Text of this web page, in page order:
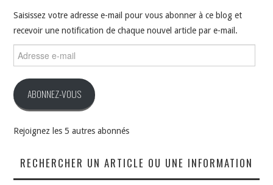
Saisissez votre adresse e-mail pour vous abonner à ce blog et
recevoir une notification de chaque nouvel article par e-mail.
e-
ABONNEZ-VOUS
Rejoignez les 5 autres abonnés
RECHERCHER UN ARTICLE OU UNE INFORMATION